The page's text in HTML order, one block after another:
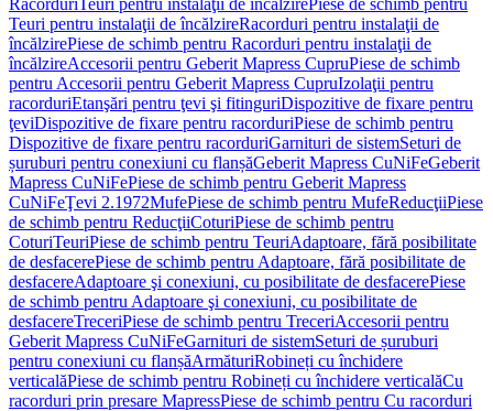
RacorduriTeuri pentru instalaţii de încălzirePiese de schimb pentru
Teuri pentru instalaţii de încălzireRacorduri pentru instalaţii de
încălzirePiese de schimb pentru Racorduri pentru instalaţii de
încălzireAccesorii pentru Geberit Mapress CupruPiese de schimb
pentru Accesorii pentru Geberit Mapress CupruIzolaţii pentru
racorduriEtanşări pentru ţevi şi fitinguriDispozitive de fixare pentru
ţeviDispozitive de fixare pentru racorduriPiese de schimb pentru
Dispozitive de fixare pentru racorduriGarnituri de sistemSeturi de
șuruburi pentru conexiuni cu flanșăGeberit Mapress CuNiFeGeberit
Mapress CuNiFePiese de schimb pentru Geberit Mapress
CuNiFeŢevi 2.1972MufePiese de schimb pentru MufeReducţiiPiese
de schimb pentru ReducţiiCoturiPiese de schimb pentru
CoturiTeuriPiese de schimb pentru TeuriAdaptoare, fără posibilitate
de desfacerePiese de schimb pentru Adaptoare, fără posibilitate de
desfacereAdaptoare şi conexiuni, cu posibilitate de desfacerePiese
de schimb pentru Adaptoare şi conexiuni, cu posibilitate de
desfacereTreceriPiese de schimb pentru TreceriAccesorii pentru
Geberit Mapress CuNiFeGarnituri de sistemSeturi de șuruburi
pentru conexiuni cu flanșăArmăturiRobineți cu închidere
verticalăPiese de schimb pentru Robineți cu închidere verticalăCu
racorduri prin presare MapressPiese de schimb pentru Cu racorduri